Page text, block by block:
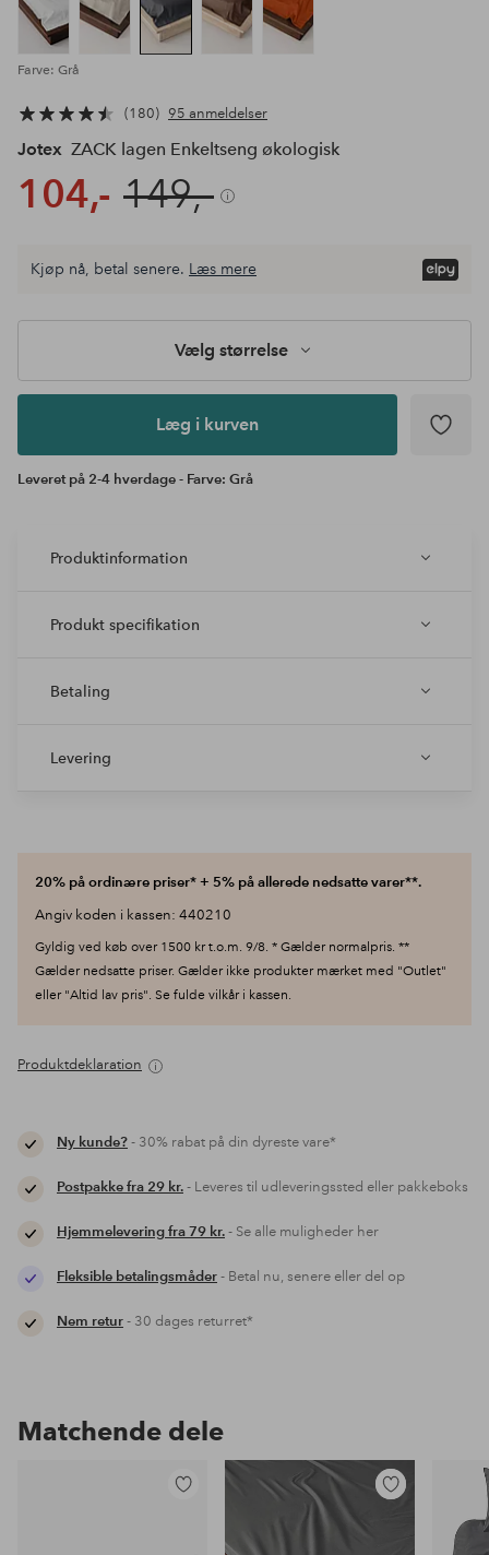
Farve: Grå
180 95 anmeldelser
Jotex ZACK lagen Enkeltseng økologisk
104,- 149,-
Læg i
Kjøp nå, betal senere. Læs mere
Vælg størrelse
Læg i kurven
Leveret på 2-4 hverdage - Farve: Grå
Produktinformation
Produkt specifikation
Betaling
Levering
20% på ordinære priser* + 5% på allerede nedsatte varer**.
Angiv koden i kassen: 440210
Gyldig ved køb over 1500 kr t.o.m. 9/8. * Gælder normalpris. **
Gælder nedsatte priser. Gælder ikke produkter mærket med "Outlet"
eller "Altid lav pris". Se fulde vilkår i kassen.
Produktdeklaration
Ny kunde?- 30% rabat på din dyreste vare*
Postpakke fra 29 kr.- Leveres til udleveringssted eller pakkeboks
Hjemmelevering fra 79 kr.- Se alle muligheder her
Fleksible betalingsmåder- Betal nu, senere eller del op
Nem retur- 30 dages returret*
Matchende dele